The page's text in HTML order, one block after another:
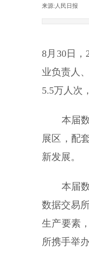
来源:人民日报
8月30日
业负责人
5.5万人次
本届数
展区，配
新发展。
本届数
数据交易
生产要素
所携手举